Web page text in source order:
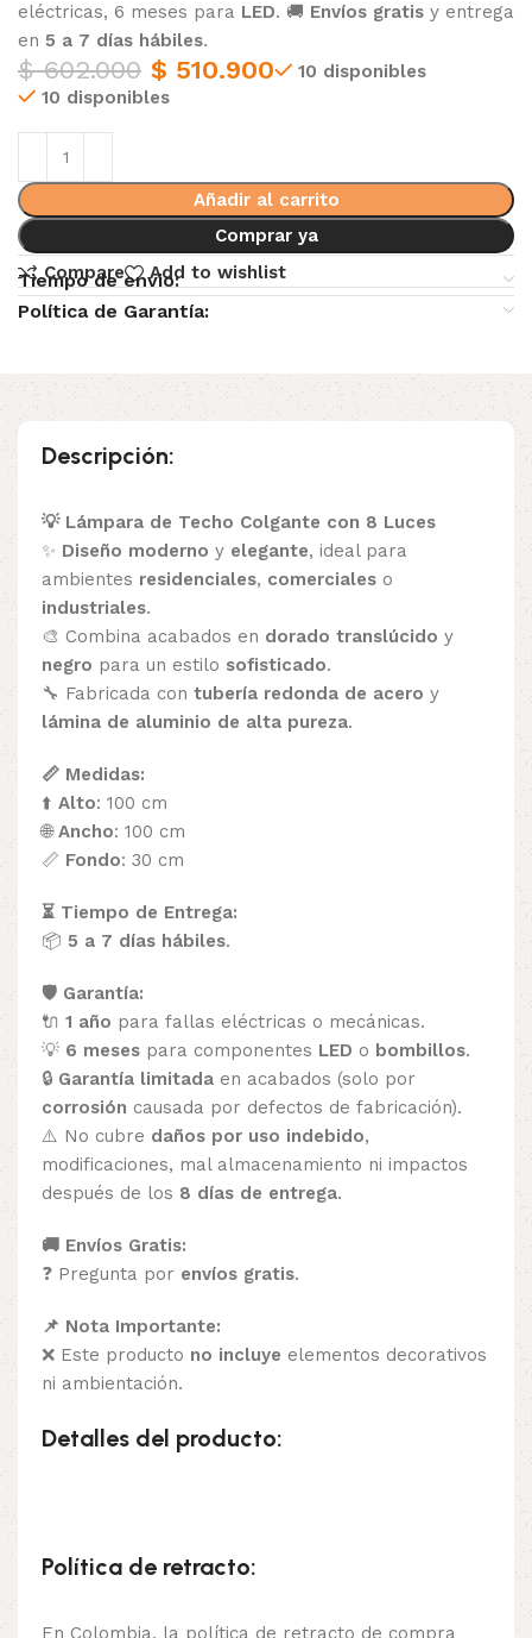
eléctricas, 6 meses para LED. 🚚 Envíos gratis y entrega
en 5 a 7 días hábiles.
$602.000 $ 510.900
10 disponibles
10 disponibles
Añadir al carrito
Comprar ya
Compare
Add to wishlist
Tiempo de envio:
Política de Garantía:
Descripción:
💡 Lámpara de Techo Colgante con 8 Luces
✨ Diseño moderno y elegante, ideal para
ambientes residenciales, comerciales o
industriales.
🎨 Combina acabados en dorado translúcido y
negro para un estilo sofisticado.
🔧 Fabricada con tubería redonda de acero y
lámina de aluminio de alta pureza.
📏 Medidas:
⬆️ Alto: 100 cm
🌐Ancho: 100 cm
📏 Fondo: 30 cm
⏳ Tiempo de Entrega:
📦 5 a 7 días hábiles.
🛡️ Garantía:
🔌 1 año para fallas eléctricas o mecánicas.
💡 6 meses para componentes LED o bombillos.
🔒 Garantía limitada en acabados (solo por
corrosión causada por defectos de fabricación).
⚠️ No cubre daños por uso indebido,
modificaciones, mal almacenamiento ni impactos
después de los 8 días de entrega.
🚚 Envíos Gratis:
❓ Pregunta por envíos gratis.
📌 Nota Importante:
❌ Este producto no incluye elementos decorativos
ni ambientación.
Detalles del producto:
Política de retracto:
En Colombia, la política de retracto de compra